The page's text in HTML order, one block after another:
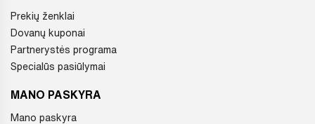
Prekių ženklai
Dovanų kuponai
Partnerystės programa
Specialūs pasiūlymai
MANO PASKYRA
Mano paskyra